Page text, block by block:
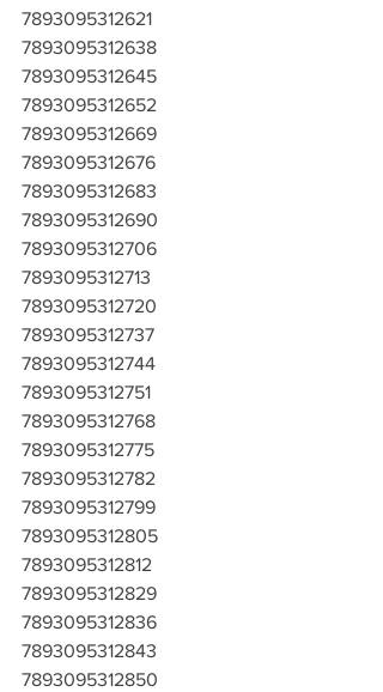
7893095312621
7893095312638
7893095312645
7893095312652
7893095312669
7893095312676
7893095312683
7893095312690
7893095312706
7893095312713
7893095312720
7893095312737
7893095312744
7893095312751
7893095312768
7893095312775
7893095312782
7893095312799
7893095312805
7893095312812
7893095312829
7893095312836
7893095312843
7893095312850